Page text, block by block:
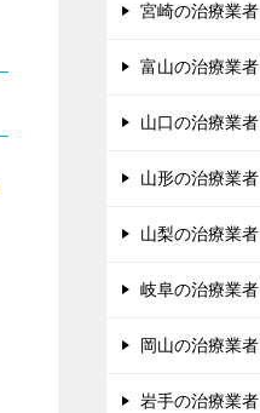
宮崎の治療業者
富山の治療業者
山口の治療業者
山形の治療業者
山梨の治療業者
岐阜の治療業者
岡山の治療業者
岩手の治療業者